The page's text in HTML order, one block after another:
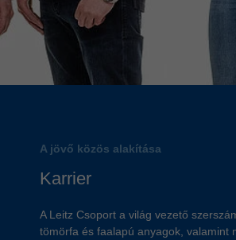
A jövő közös alakítása
Karrier
A Leitz Csoport a világ vezető
tömörfa és faalapú anyagok, valamint